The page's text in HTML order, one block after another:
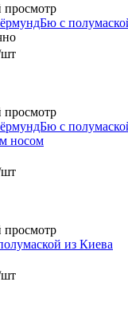
с
с
носом
из Киева